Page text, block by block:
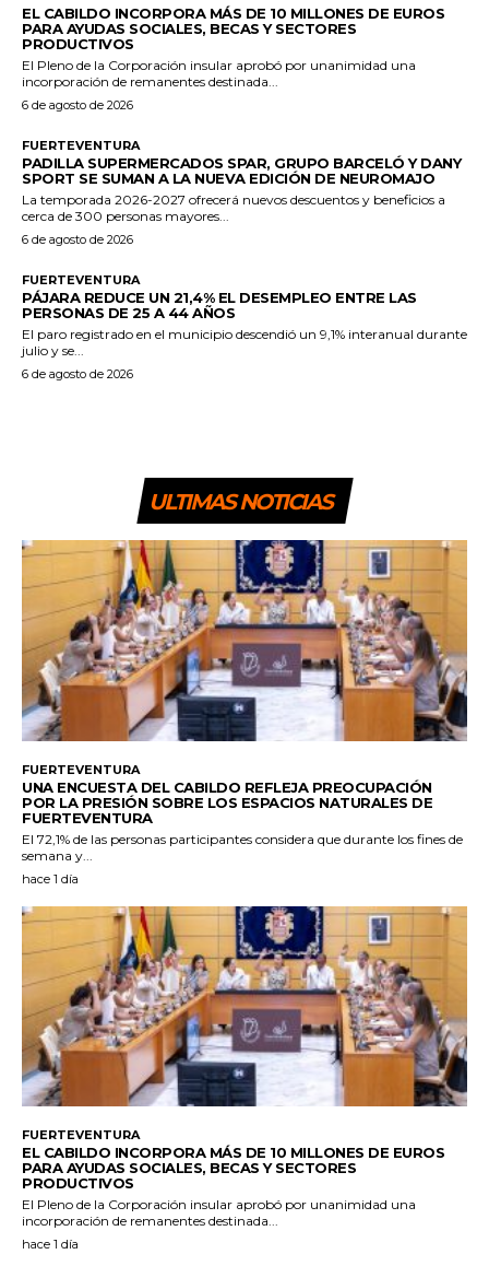
EL CABILDO INCORPORA MÁS DE 10 MILLONES DE EUROS
PARA AYUDAS SOCIALES, BECAS Y SECTORES
PRODUCTIVOS
El Pleno de la Corporación insular aprobó por unanimidad una
incorporación de remanentes destinada...
6 de agosto de 2026
FUERTEVENTURA
PADILLA SUPERMERCADOS SPAR, GRUPO BARCELÓ Y DANY
SPORT SE SUMAN A LA NUEVA EDICIÓN DE NEUROMAJO
La temporada 2026-2027 ofrecerá nuevos descuentos y beneficios a
cerca de 300 personas mayores...
6 de agosto de 2026
FUERTEVENTURA
PÁJARA REDUCE UN 21,4% EL DESEMPLEO ENTRE LAS
PERSONAS DE 25 A 44 AÑOS
El paro registrado en el municipio descendió un 9,1% interanual durante
julio y se...
6 de agosto de 2026
ULTIMAS NOTICIAS
FUERTEVENTURA
UNA ENCUESTA DEL CABILDO REFLEJA PREOCUPACIÓN
POR LA PRESIÓN SOBRE LOS ESPACIOS NATURALES DE
FUERTEVENTURA
El 72,1% de las personas participantes considera que durante los fines de
semana y...
hace 1 día
FUERTEVENTURA
EL CABILDO INCORPORA MÁS DE 10 MILLONES DE EUROS
PARA AYUDAS SOCIALES, BECAS Y SECTORES
PRODUCTIVOS
El Pleno de la Corporación insular aprobó por unanimidad una
incorporación de remanentes destinada...
hace 1 día